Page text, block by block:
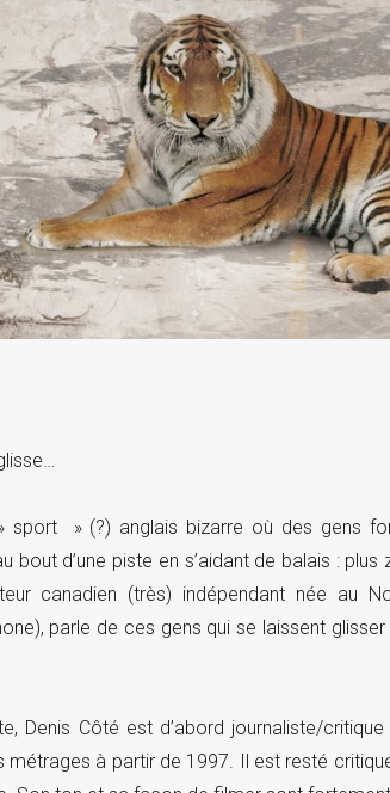
» (?) anglais bizarre où des gens
bout d’une piste en s’aidant de balais : plus
canadien (très) indépendant née au
parle de ces gens qui se laissent
Denis Côté est d’abord journaliste/
à partir de 1997. Il est resté